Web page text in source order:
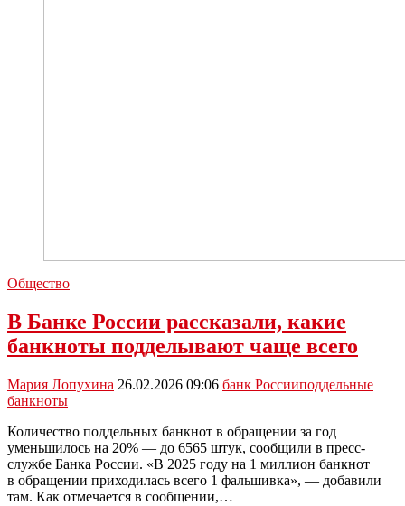
Общество
В Банке России рассказали, какие
банкноты подделывают чаще всего
Мария Лопухина 26.02.2026 09:06 банк Россииподдельные
банкноты
Количество поддельных банкнот в обращении за год
уменьшилось на 20% — до 6565 штук, сообщили в пресс-
службе Банка России. «В 2025 году на 1 миллион банкнот
в обращении приходилась всего 1 фальшивка», — добавили
там. Как отмечается в сообщении,…